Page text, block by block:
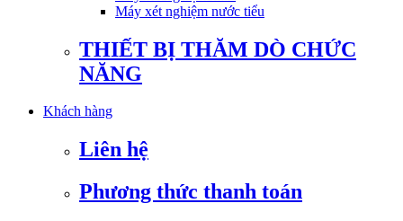
Máy xét nghiệm nước tiểu
THIẾT BỊ THĂM DÒ CHỨC
NĂNG
Khách hàng
Liên hệ
Phương thức thanh toán